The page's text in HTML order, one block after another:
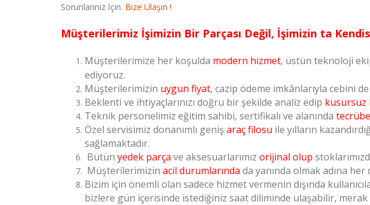
Sorunlarınız İçin. Bize Ulaşın !
Müşterilerimiz İşimizin Bir Parçası Değil, İşimizin ta
Müşterilerimize her koşulda modern hizmet, üstün teknoloji
ediyoruz.
Müşterilerimizin uygun fiyat, cazip ödeme imkânlarıyla cebini
Beklenti ve ihtiyaçlarınızı doğru bir şekilde analiz edip kusursuz
Teknik personelimiz eğitim sahibi, sertifikalı ve alanında
Özel servisimiz donanımlı geniş araç filosu ile yılların
sağlamaktadır.
Bütün yedek parça ve aksesuarlarımız orijinal olup
Müşterilerimizin acil durumlarında da yanında olmak adına
Bizim için önemli olan sadece hizmet vermenin dışında
bizlere gün içerisinde istediğiniz saat diliminde ulaşabilir,